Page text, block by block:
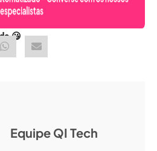
😃
Equipe QI Tech